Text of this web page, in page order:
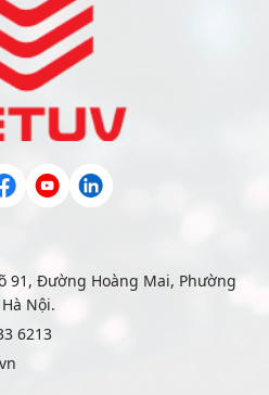
91, Đường Hoàng Mai, Phường
Nội.
6213